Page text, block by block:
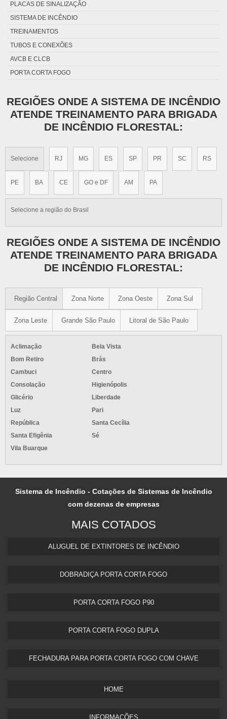
PLACAS DE SINALIZAÇÃO
SISTEMA DE INCÊNDIO
TREINAMENTOS
TUBOS E CONEXÕES
AVCB E CLCB
PORTA CORTA FOGO
REGIÕES ONDE A SISTEMA DE INCÊNDIO
ATENDE TREINAMENTO PARA BRIGADA
DE INCÊNDIO FLORESTAL:
Selecione RJ MG ES SP PR SC RS
PE BA CE GO e DF AM PA
Selecione a região do Brasil
REGIÕES ONDE A SISTEMA DE INCÊNDIO
ATENDE TREINAMENTO PARA BRIGADA
DE INCÊNDIO FLORESTAL:
Região Central Zona Norte Zona Oeste Zona Sul
Zona Leste Grande São Paulo Litoral de São Paulo
Aclimação
Bela Vista
Bom Retiro
Brás
Cambuci
Centro
Consolação
Higienópolis
Glicério
Liberdade
Luz
Pari
República
Santa Cecília
Santa Efigênia
Sé
Vila Buarque
Sistema de Incêndio - Cotações de Sistemas de Incêndio
com dezenas de empresas
MAIS COTADOS
ALUGUEL DE EXTINTORES DE INCÊNDIO
DOBRADIÇA PORTA CORTA FOGO
PORTA CORTA FOGO P90
PORTA CORTA FOGO DUPLA​
FECHADURA PARA PORTA CORTA FOGO COM CHAVE
HOME
INFORMAÇÕES